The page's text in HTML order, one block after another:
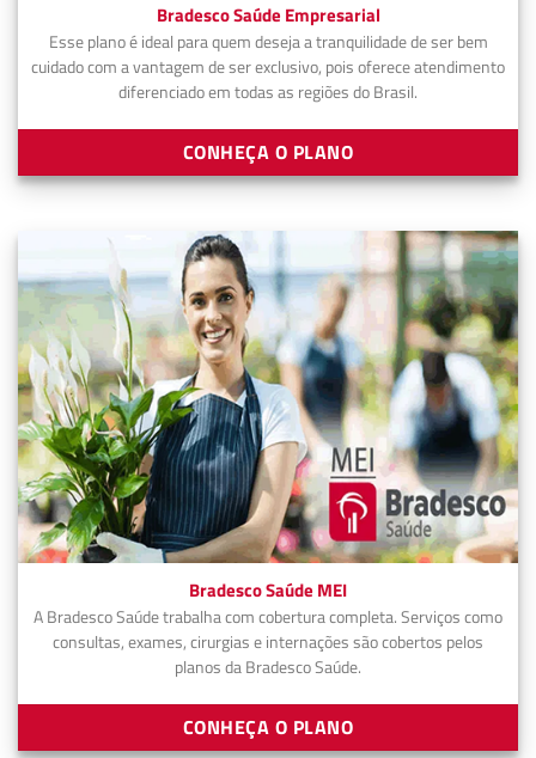
Bradesco Saúde Empresarial
Esse plano é ideal para quem deseja a tranquilidade de ser bem
cuidado com a vantagem de ser exclusivo, pois oferece atendimento
diferenciado em todas as regiões do Brasil.
CONHEÇA O PLANO
Bradesco Saúde MEI
A Bradesco Saúde trabalha com cobertura completa. Serviços como
consultas, exames, cirurgias e internações são cobertos pelos
planos da Bradesco Saúde.
CONHEÇA O PLANO